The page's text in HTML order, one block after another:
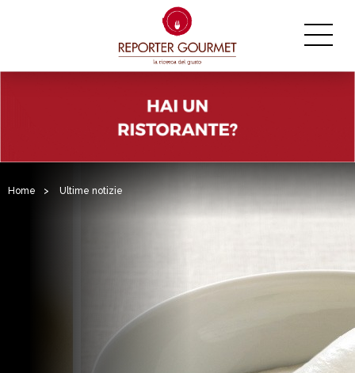
Home > Ultime notizie